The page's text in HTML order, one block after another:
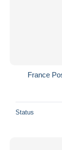
France
Status